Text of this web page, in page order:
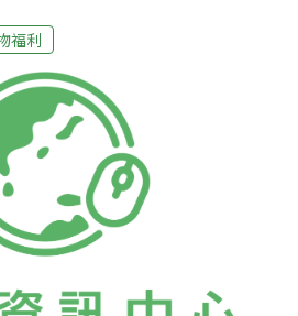
灣新北市舉行，一隻幾乎1噸重的
成黑，宰殺清洗後用水果等裝飾
，強迫豬吃重到無法站立行走。
信豬隻越重，會給主人更多的幸
該有200多年的歷史，當時村裡
殺豬跟鄰居分享肉食。台灣動物
開抗爭，2011年8月有一個影帶
何強制飼養跟宰殺這些候選豬
主辦寺廟是台灣最後一家僅存舉
福利